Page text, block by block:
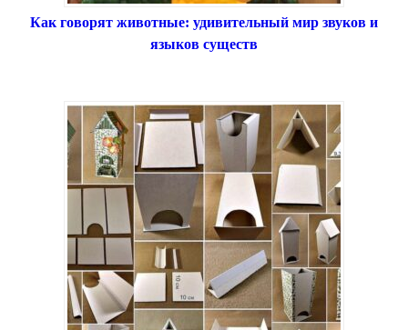
Как говорят животные: удивительный мир звуков и
языков существ